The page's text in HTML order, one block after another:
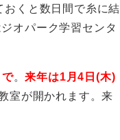
くと数日間で糸に結
オパーク学習センタ
。来年は1月4日(木)
室が開かれます。来